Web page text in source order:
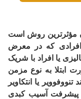
مؤثرترین روش است
که در معرض
یا افراد با شریک
ابتلا به نوع مزمن
تنووفوویر یا انتکاویر
پیشرفت آسیب کبدی